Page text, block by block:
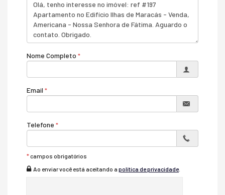
Apartaento com 110m² area total
Area privativa 94,54m²
1 vaga de garagem, à 3 mts do elevador
Elevadores, serviço e social
total de 6 andares
Pisos em madeira e porcelanato
Cozinha
Banheiro social
Área de Serviço
Sacada / Varanda
Sala para 2 Ambientes
Cozinha
Piso de Madeira
Nome Completo
Email
Telefone
*campos obrigatórios
Ao enviar você está aceitando a política de privacidade.